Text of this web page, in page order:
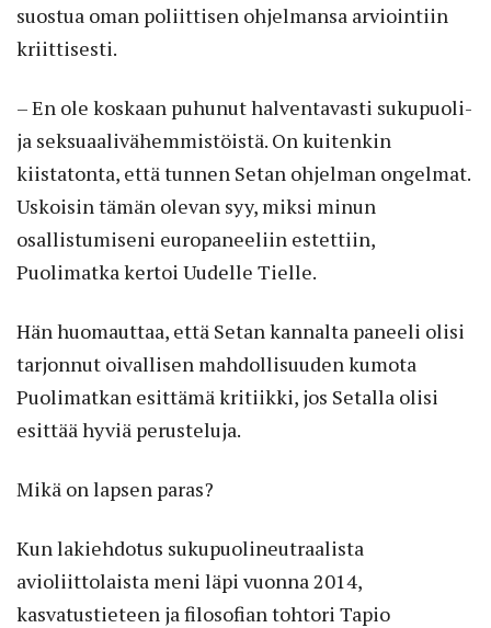
suostua oman poliittisen ohjelmansa arviointiin
kriittisesti.
– En ole koskaan puhunut halventavasti sukupuoli-
ja seksuaalivähemmistöistä. On kuitenkin
kiistatonta, että tunnen Setan ohjelman ongelmat.
Uskoisin tämän olevan syy, miksi minun
osallistumiseni europaneeliin estettiin,
Puolimatka kertoi Uudelle Tielle.
Hän huomauttaa, että Setan kannalta paneeli olisi
tarjonnut oivallisen mahdollisuuden kumota
Puolimatkan esittämä kritiikki, jos Setalla olisi
esittää hyviä perusteluja.
Mikä on lapsen paras?
Kun lakiehdotus sukupuolineutraalista
avioliittolaista meni läpi vuonna 2014,
kasvatustieteen ja filosofian tohtori Tapio